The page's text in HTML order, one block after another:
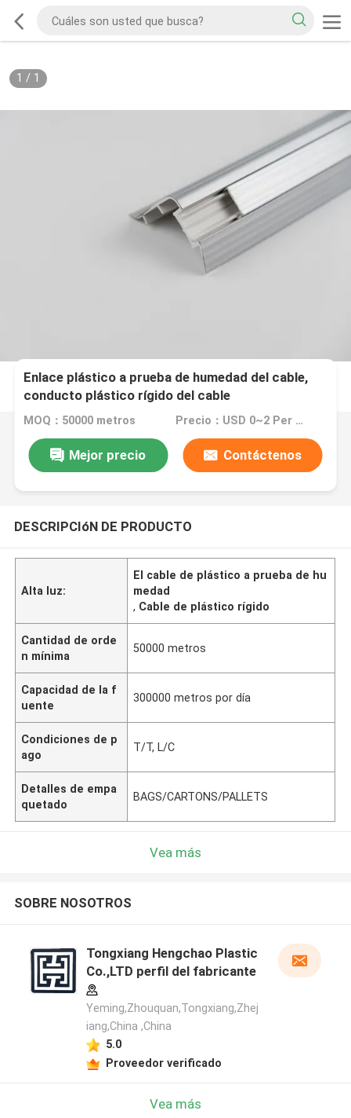
1 / 1
Enlace plástico a prueba de humedad del cable,
conducto plástico rígido del cable
MOQ：50000 metros Precio：USD 0~2 Per Meter
Mejor precio Contáctenos
DESCRIPCIóN DE PRODUCTO
Alta luz:
El cable de plástico a prueba de hu
medad
, Cable de plástico rígido
Cantidad de orde
n mínima
50000 metros
Capacidad de la f
uente
300000 metros por día
Condiciones de p
ago
T/T, L/C
Detalles de empa
quetado
BAGS/CARTONS/PALLETS
Vea más
SOBRE NOSOTROS
Tongxiang Hengchao Plastic
Co.,LTD perfil del fabricante
Yeming,Zhouquan,Tongxiang,Zhej
iang,China ,China
5.0
Proveedor verificado
Vea más